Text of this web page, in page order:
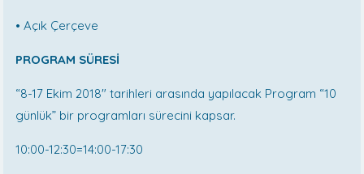
• Açık Çerçeve
PROGRAM SÜRESİ
“8-17 Ekim 2018" tarihleri arasında yapılacak Program “10
günlük” bir programları sürecini kapsar.
10:00-12:30=14:00-17:30